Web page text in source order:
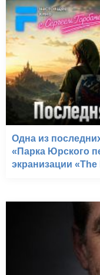
Одна из
«Парка Юрского
экранизации